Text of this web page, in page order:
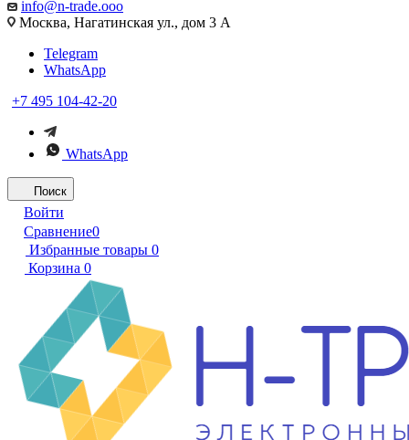
info@n-trade.ooo
Москва, Нагатинская ул., дом 3 А
Telegram
WhatsApp
+7 495 104-42-20
WhatsApp
Поиск
Войти
Сравнение0
Избранные товары 0
Корзина 0